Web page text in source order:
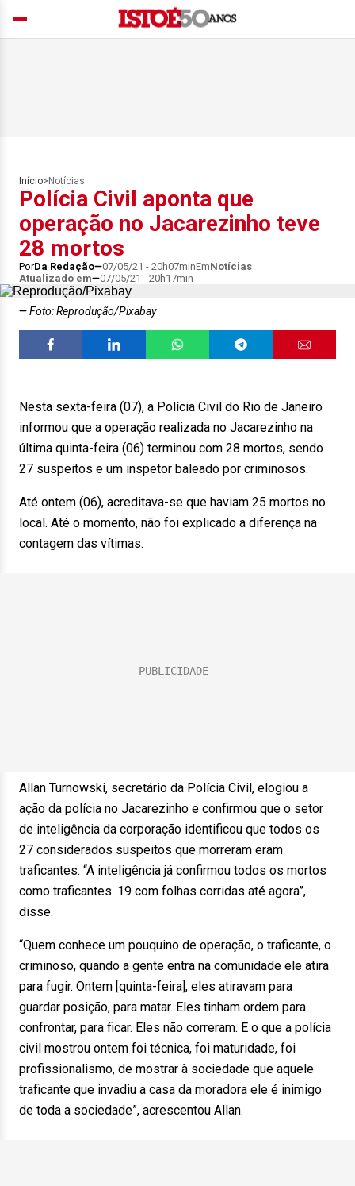
Início> Notícias
Polícia Civil aponta que
operação no Jacarezinho teve
28 mortos
PorDa Redação 07/05/21 - 20h07minEmNotícias
Atualizado em
07/05/21 - 20h17min
Foto: Reprodução/Pixabay
Nesta sexta-feira (07), a Polícia Civil do Rio de Janeiro
informou que a operação realizada no Jacarezinho na
última quinta-feira (06) terminou com 28 mortos, sendo
27 suspeitos e um inspetor baleado por criminosos.
Até ontem (06), acreditava-se que haviam 25 mortos no
local. Até o momento, não foi explicado a diferença na
contagem das vítimas.
Allan Turnowski, secretário da Polícia Civil, elogiou a
ação da polícia no Jacarezinho e confirmou que o setor
de inteligência da corporação identificou que todos os
27 considerados suspeitos que morreram eram
traficantes. “A inteligência já confirmou todos os mortos
como traficantes. 19 com folhas corridas até agora”,
disse.
“Quem conhece um pouquino de operação, o traficante, o
criminoso, quando a gente entra na comunidade ele atira
para fugir. Ontem [quinta-feira], eles atiravam para
guardar posição, para matar. Eles tinham ordem para
confrontar, para ficar. Eles não correram. E o que a polícia
civil mostrou ontem foi técnica, foi maturidade, foi
profissionalismo, de mostrar à sociedade que aquele
traficante que invadiu a casa da moradora ele é inimigo
de toda a sociedade”, acrescentou Allan.